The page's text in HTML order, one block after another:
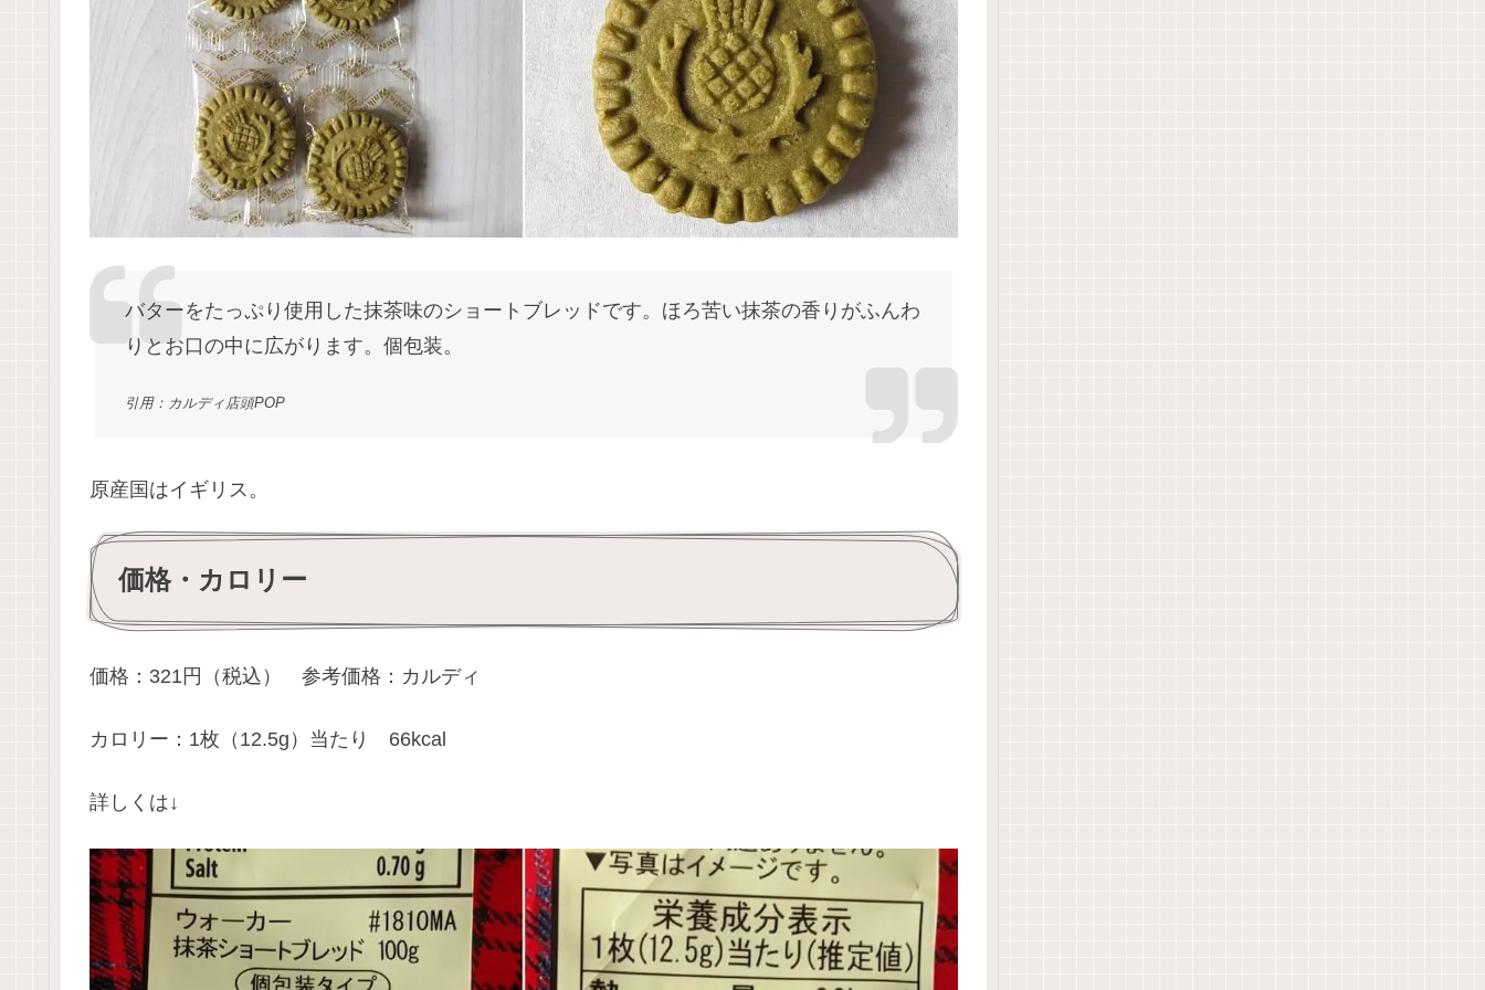
バターをたっぷり使用した抹茶味のショートブレッドです。ほろ苦い抹茶の香りがふんわ
りとお口の中に広がります。個包装。
引用：カルディ店頭POP
原産国はイギリス。
価格・カロリー
価格：321円（税込） 参考価格：カルディ
カロリー：1枚（12.5g）当たり 66kcal
詳しくは↓